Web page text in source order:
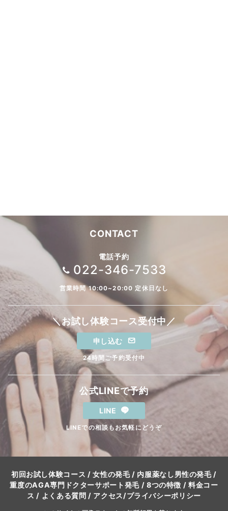
CONTACT
電話予約
022-346-7533
営業時間 10:00~20:00 定休日なし
＼お試し体験コース受付中／
申し込む
24時間ご予約受付中
公式LINEで予約
LINE
LINEでの相談もお気軽にどうぞ
初回お試し体験コース /女性の発毛/ 内服薬なし男性の発毛/
重度のAGA専門ドクターサポート発毛/ 8つの特徴 / 料金コー
ス / よくある質問 / アクセス/プライバシーポリシー